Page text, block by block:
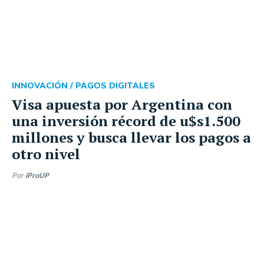
Visa apuesta por Argentina con
una inversión récord de u$s1.500
millones y busca llevar los pagos a
otro nivel
INNOVACIÓN / PAGOS DIGITALES
Por iProUP